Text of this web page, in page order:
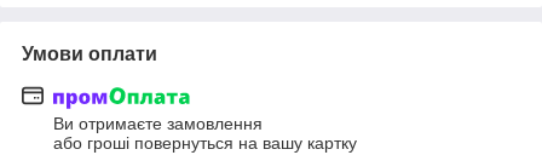
Умови оплати
Ви отримаєте замовлення
або гроші повернуться на вашу картку